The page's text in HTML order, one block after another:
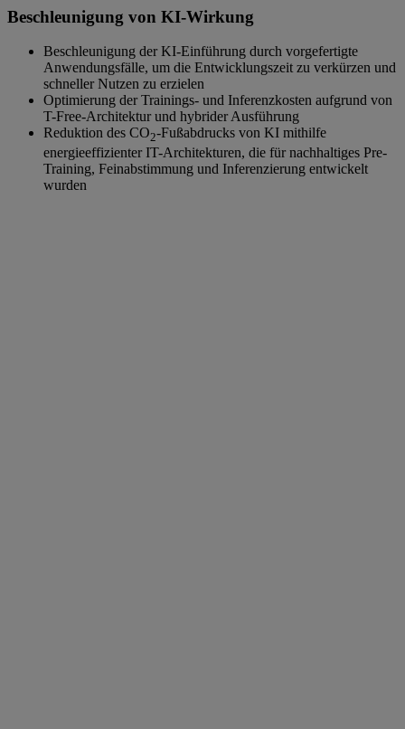
Beschleunigung von KI-Wirkung
Beschleunigung der KI-Einführung durch vorgefertigte
Anwendungsfälle, um die Entwicklungszeit zu verkürzen und
schneller Nutzen zu erzielen
Optimierung der Trainings- und Inferenzkosten aufgrund von
T-Free-Architektur und hybrider Ausführung
Reduktion des CO2-Fußabdrucks von KI mithilfe
energieeffizienter IT-Architekturen, die für nachhaltiges Pre-
Training, Feinabstimmung und Inferenzierung entwickelt
wurden